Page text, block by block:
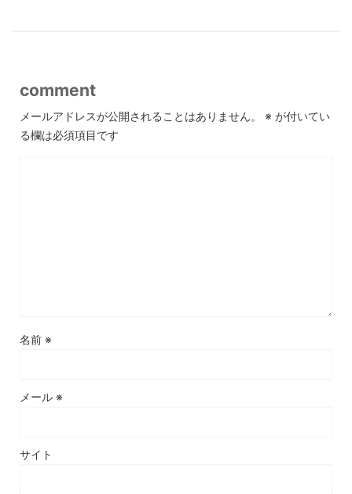
comment
メールアドレスが公開されることはありません。 ※ が付いてい
る欄は必須項目です
名前 ※
メール ※
サイト